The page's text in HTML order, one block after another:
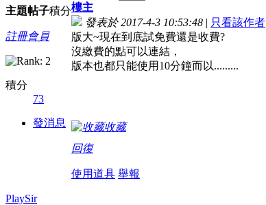
主題帖子積分
註冊會員
積分
73
發消息
樓主
發表於 2017-4-3 10:53:48 | 只看該作者
版大~現在到底試免費還是收費?
沒繳費的點可以連結，
版本也都只能使用10分鐘而以.........
收藏
回復
使用道具 舉報
PlaySir